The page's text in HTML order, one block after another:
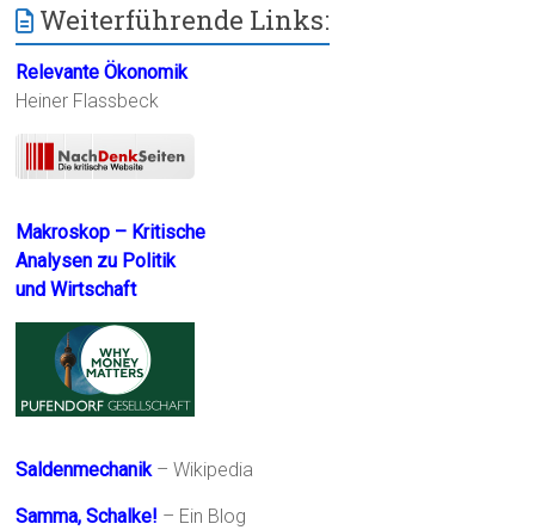
Weiterführende Links:
Relevante Ökonomik
Heiner Flassbeck
Makroskop – Kritische
Analysen zu Politik
und Wirtschaft
Saldenmechanik– Wikipedia
Samma, Schalke! – Ein Blog